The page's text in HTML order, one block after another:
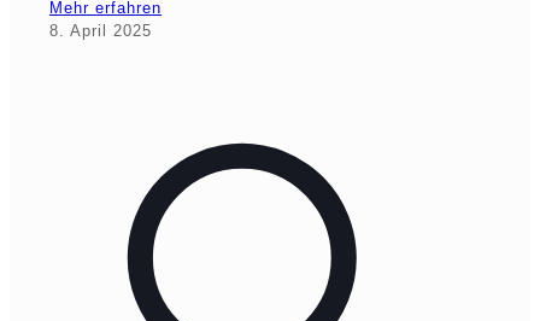
Mehr erfahren
8. April 2025